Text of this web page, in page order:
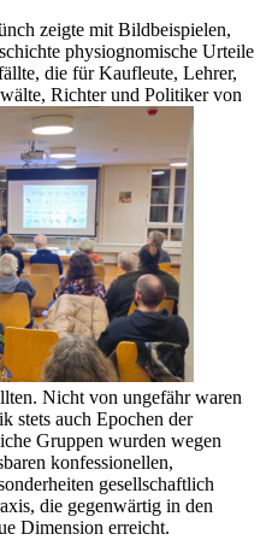
zeigte mit Bildbeispielen,
physiognomische Urteile
die für Kaufleute, Lehrer,
Richter und Politiker von
Nicht von ungefähr waren
stets auch Epochen der
Gruppen wurden wegen
konfessionellen,
gesellschaftlich
die gegenwärtig in den
Dimension erreicht.